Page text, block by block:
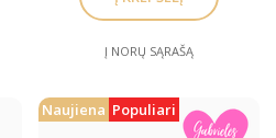
Į NORŲ SĄRAŠĄ
Naujiena Populiari